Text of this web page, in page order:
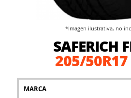
SAFERICH
205/50R17
MARCA
*Imagen ilustrativa, no
galería